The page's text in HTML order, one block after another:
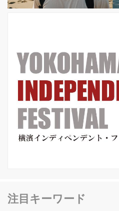
に追われる場
を立...
注目キーワード